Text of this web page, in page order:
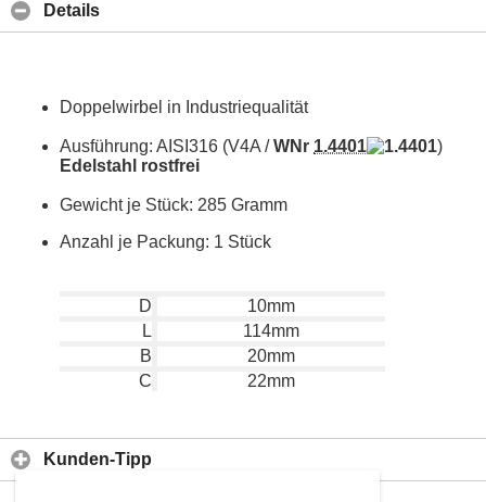
Details
Doppelwirbel in Industriequalität
Ausführung: AISI316 (V4A /WNr 1.4401
)
Edelstahl rostfrei
Gewicht je Stück: 285 Gramm
Anzahl je Packung: 1 Stück
D
10mm
L
114mm
B
20mm
C
22mm
Kunden-Tipp